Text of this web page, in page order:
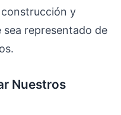
y
representado de
Nuestros